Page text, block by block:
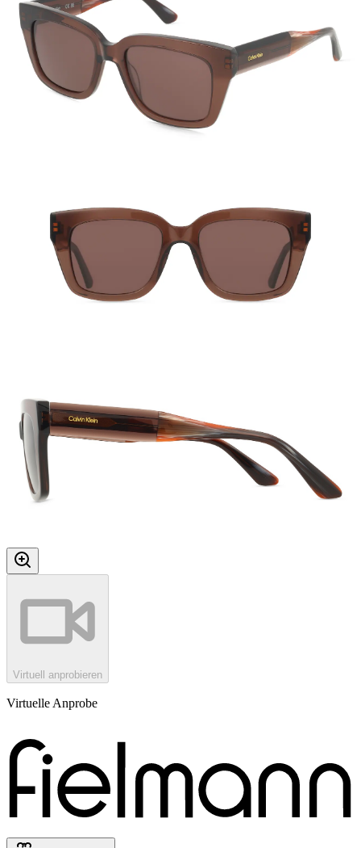
Virtuell anprobieren
Virtuelle Anprobe